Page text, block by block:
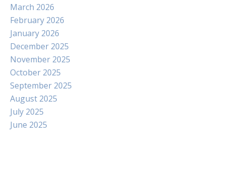
March 2026
February 2026
January 2026
December 2025
November 2025
October 2025
September 2025
August 2025
July 2025
June 2025